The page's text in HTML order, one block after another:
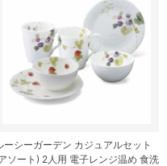
ーシーガーデン カジュアルセット
ソート) 2人用 電子レンジ温め 食洗